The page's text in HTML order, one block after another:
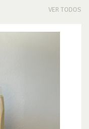
VER TODOS